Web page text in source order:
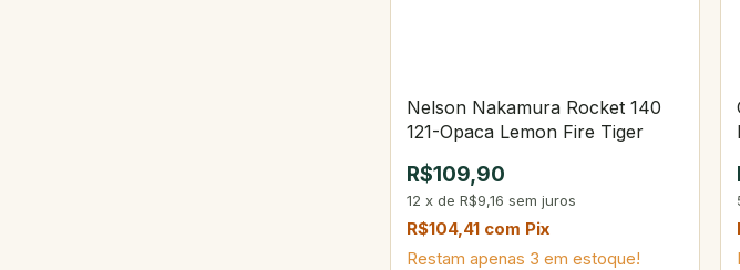
Nelson Nakamura Rocket 140
121-Opaca Lemon Fire Tiger
R$109,90
12 xdeR$9,16 sem juros
R$104,41 com Pix
Restam apenas 3 em estoque!